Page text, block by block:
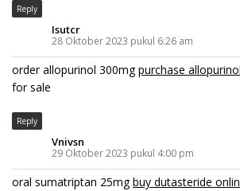
Reply
Isutcr
28 Oktober 2023 pukul 6:26 am
order allopurinol 300mgpurchase
for sale
Reply
Vnivsn
29 Oktober 2023 pukul 4:00 pm
oral sumatriptan 25mgbuy dutasteride